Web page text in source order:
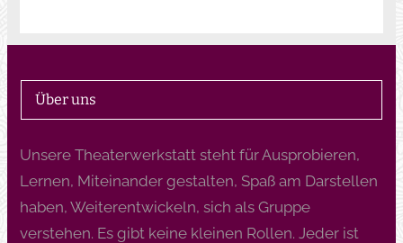
Über uns
Unsere Theaterwerkstatt steht für Ausprobieren,
Lernen, Miteinander gestalten, Spaß am Darstellen
haben, Weiterentwickeln, sich als Gruppe
verstehen. Es gibt keine kleinen Rollen. Jeder ist